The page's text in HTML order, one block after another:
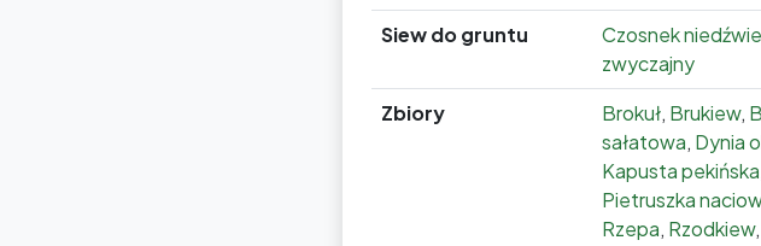
Siew do gruntu
Czosnek
zwyczajny
Zbiory
Brokuł, Brukiew,
sałatowa, Dynia
Kapusta pekińska
Pietruszka
Rzepa, Rzodkiew,